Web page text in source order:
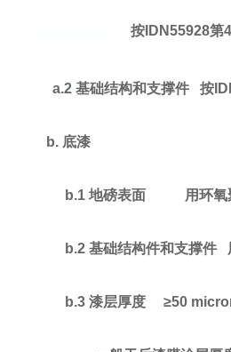
按IDN55928第4
a.2 基础结构和支撑件 按
b. 底漆
b.1 地磅表面 用环
b.2 基础结构件和支撑件
b.3 漆层厚度≥50